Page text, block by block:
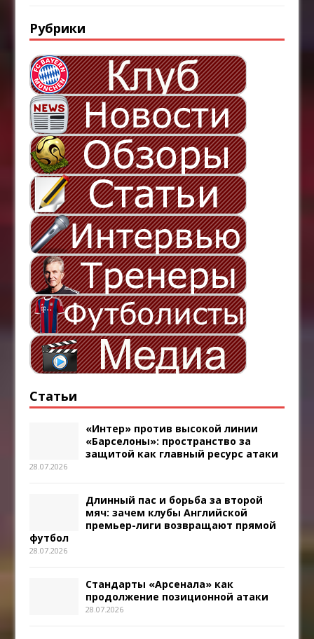
Рубрики
Статьи
«Интер» против высокой линии
«Барселоны»: пространство за
защитой как главный ресурс атаки
28.07.2026
Длинный пас и борьба за второй
мяч: зачем клубы Английской
премьер-лиги возвращают прямой
футбол
28.07.2026
Стандарты «Арсенала» как
продолжение позиционной атаки
28.07.2026